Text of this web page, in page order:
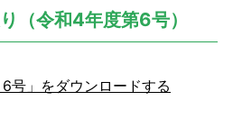
（令和4年度第6号）
6号」をダウンロードする